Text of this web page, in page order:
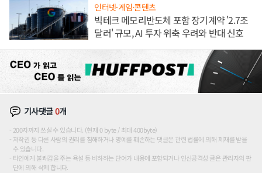
인터넷·게임·콘텐츠
빅테크 메모리반도체 포함 장기계약 '2.7조
달러' 규모, AI 투자 위축 우려와 반대 신호
기사댓글0개
200자까지 쓰실 수 있습니다. (현재 0 byte / 최대 400byte)
저작권 등 다른 사람의 권리를 침해하거나 명예를 훼손하는 댓글은 관련 법률에 의해 제재를 받을
수 있습니다.
타인에게 불쾌감을 주는 욕설 등 비하하는 단어가 내용에 포함되거나 인신공격성 글은 관리자의 판
단에 의해 삭제 합니다.